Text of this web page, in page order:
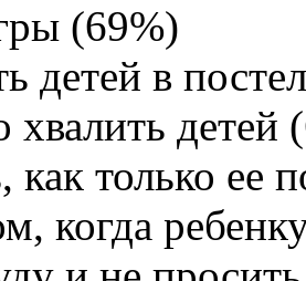
(69%)
детей в
хвалить детей
как только ее
когда